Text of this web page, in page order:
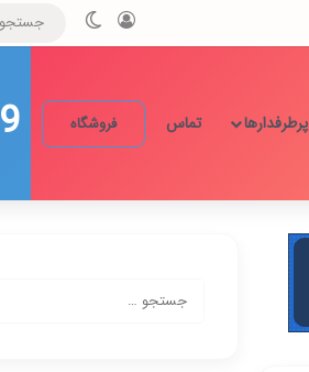
ورود تغییر پوسته
پرطرفدارها تماس فروشگاه 9